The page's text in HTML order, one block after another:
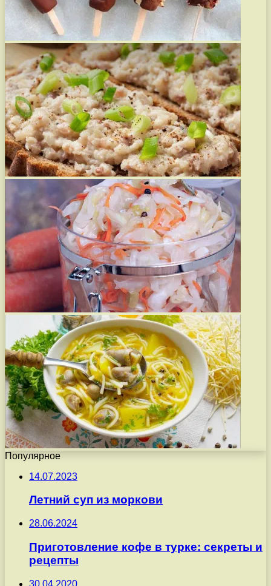
Популярное
14.07.2023
Летний суп из моркови
28.06.2024
Приготовление кофе в турке: секреты и
рецепты
30.04.2020